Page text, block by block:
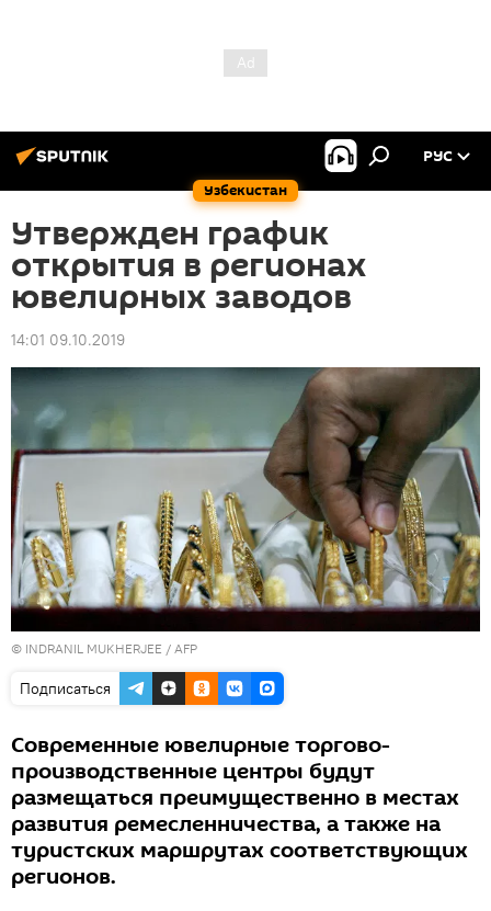
Узбекистан
РУС
Утвержден график
открытия в регионах
ювелирных заводов
14:01 09.10.2019
© INDRANIL MUKHERJEE / AFP
Подписаться
Современные ювелирные торгово-
производственные центры будут
размещаться преимущественно в местах
развития ремесленничества, а также на
туристских маршрутах соответствующих
регионов.